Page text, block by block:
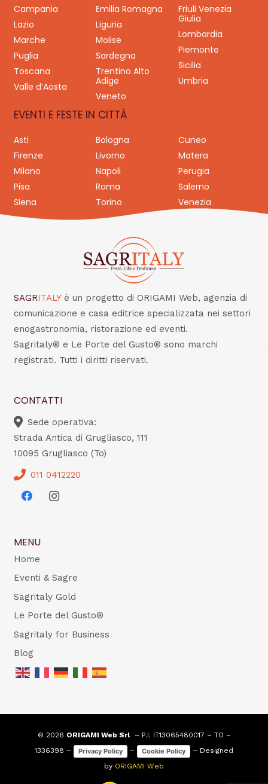
Campania
Emilia Romagna
Friuli Venezia
Giulia
Lazio
Liguria
Lombardia
Marche
Molise
Piemonte
Puglia
Sardegna
Sicilia
Toscana
Trentino Alto
Adige
Umbria
Valle d’Aosta
Veneto
EVENTI E FESTE IN CITTÀ
Asti Bologna
Cuneo
Firenze
Livorno
Matera
Milano
Napoli
Perugia
Pisa
Roma
Salerno
Siena
Torino Venezia
SAGRITALY è un progetto di ORIGAMI Web, agenzia di
comunicazione e casa editrice specializzata nei settori
enogastronomia, ristorazione ed eventi.
Sagritaly® e Le Porte del Gusto® sono marchi
registrati. Tutti i diritti riservati.
CONTATTI
Sede operativa:
Strada Antica di Grugliasco, 111
10095 Grugliasco (To)
011 0412220
MENU
Home
Eventi & Sagre
Sagritaly Gold
Le Porte del Gusto®
Sagritaly for Business
Blog
© 2026 ORIGAMI Web Srl– P.I. IT13065480017 – TO –
1336398 –
Privacy Policy – Cookie Policy
– Designed
by ORIGAMI Web